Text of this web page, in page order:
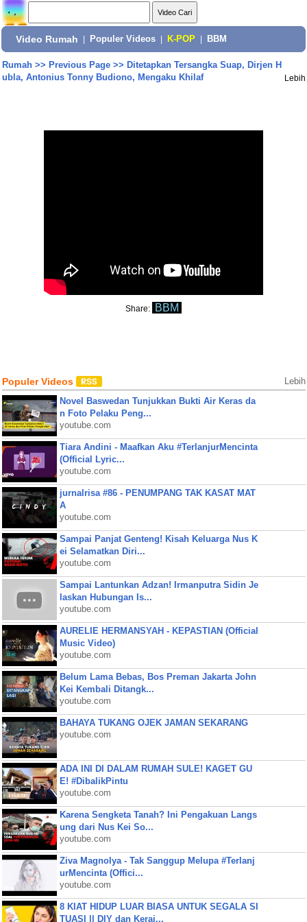
Video Rumah Populer Videos K-POP BBM
Rumah>> Previous Page>> Ditetapkan Tersangka Suap, Dirjen H
ubla, Antonius Tonny Budiono, Mengaku Khilaf
Lebih
Share: BBM
Populer Videos Lebih
Novel Baswedan Tunjukkan Bukti Air Keras da
n Foto Pelaku Peng...
youtube.com
Tiara Andini - Maafkan Aku #TerlanjurMencinta
(Official Lyric...
youtube.com
jurnalrisa #86 - PENUMPANG TAK KASAT MAT
A
youtube.com
Sampai Panjat Genteng! Kisah Keluarga Nus K
ei Selamatkan Diri...
youtube.com
Sampai Lantunkan Adzan! Irmanputra Sidin Je
laskan Hubungan Is...
youtube.com
AURELIE HERMANSYAH - KEPASTIAN (Official
Music Video)
youtube.com
Belum Lama Bebas, Bos Preman Jakarta John
Kei Kembali Ditangk...
youtube.com
BAHAYA TUKANG OJEK JAMAN SEKARANG
youtube.com
ADA INI DI DALAM RUMAH SULE! KAGET GU
E! #DibalikPintu
youtube.com
Karena Sengketa Tanah? Ini Pengakuan Langs
ung dari Nus Kei So...
youtube.com
Ziva Magnolya - Tak Sanggup Melupa #Terlanj
urMencinta (Offici...
youtube.com
8 KIAT HIDUP LUAR BIASA UNTUK SEGALA SI
TUASI || DIY dan Keraj...